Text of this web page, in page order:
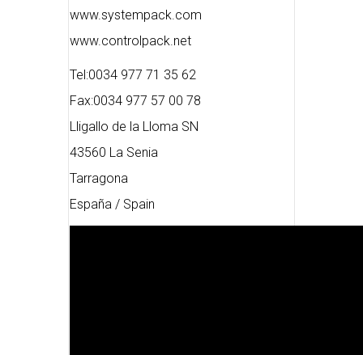
www.systempack.com
www.controlpack.net
Tel:0034 977 71 35 62
Fax:0034 977 57 00 78
Lligallo de la Lloma SN
43560 La Senia
Tarragona
España / Spain